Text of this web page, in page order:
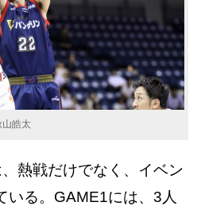
皓太
熱戦だけでなく、イベン
いる。GAME1には、3人